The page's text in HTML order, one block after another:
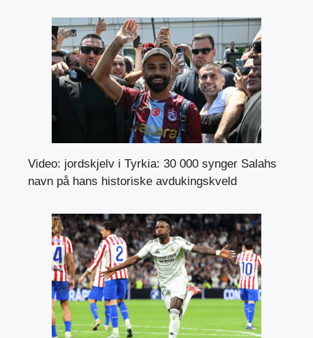
Video: jordskjelv i Tyrkia: 30 000 synger Salahs
navn på hans historiske avdukingskveld